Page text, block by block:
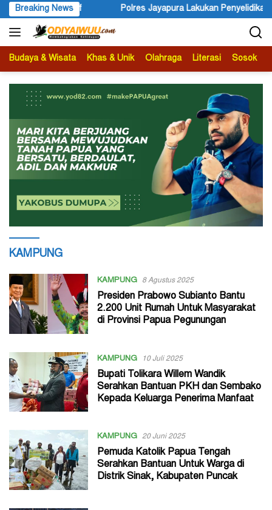
Langsung
ke
konten
Breaking News
Penyelidikan Pasca Keracunan Akibat Dugaan Menu MBG
Budaya & Wisata Khas & Unik Olahraga Literasi Sosok
KAMPUNG
KAMPUNG 8 Agustus 2025
Presiden Prabowo Subianto Bantu
2.200 Unit Rumah Untuk Masyarakat
di Provinsi Papua Pegunungan
KAMPUNG 10 Juli 2025
Bupati Tolikara Willem Wandik
Serahkan Bantuan PKH dan Sembako
Kepada Keluarga Penerima Manfaat
KAMPUNG 20 Juni 2025
Pemuda Katolik Papua Tengah
Serahkan Bantuan Untuk Warga di
Distrik Sinak, Kabupaten Puncak